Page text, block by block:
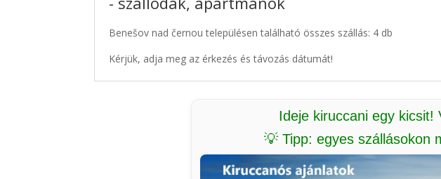
Benešov nad černou településen található összes szállás: 4 db
Kérjük, adja meg az érkezés és távozás dátumát!
Ideje kiruccani egy kicsit!
💡 Tipp: egyes szállásokon